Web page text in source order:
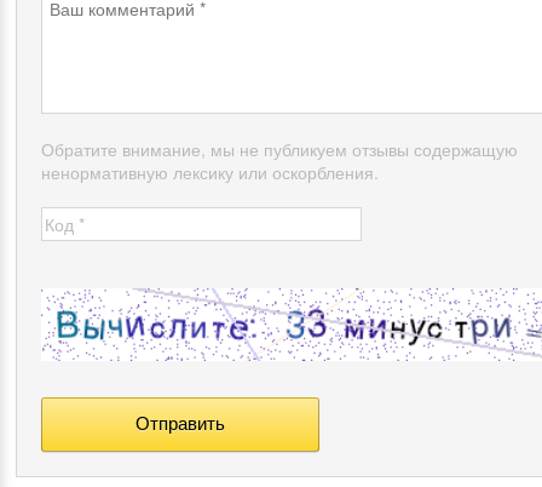
Обратите внимание, мы не публикуем отзывы содержащую
ненормативную лексику или оскорбления.